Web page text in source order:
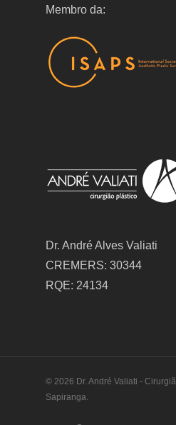
Membro da:
Dr. André Alves Valiati
CREMERS: 30344
RQE: 24134
© 2026 Dr. André Valiati -
Sapiranga.